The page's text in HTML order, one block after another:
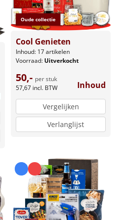
Oude collectie
Cool Genieten
Inhoud: 17 artikelen
Voorraad: Uitverkocht
50,- per stuk
57,67 incl. BTW Inhoud
Vergelijken
Verlanglijst